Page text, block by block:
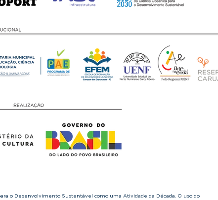
o Desenvolvimento Sustentável como uma Atividade da Década. O uso do